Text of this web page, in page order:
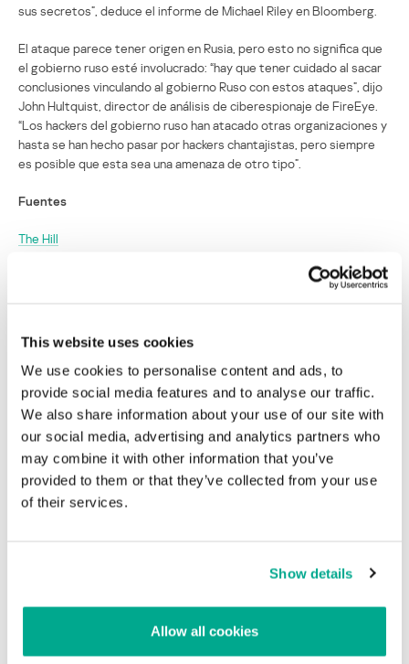
This website uses cookies
We use cookies to personalise content and ads, to
provide social media features and to analyse our traffic.
We also share information about your use of our site with
our social media, advertising and analytics partners who
may combine it with other information that you’ve
provided to them or that they’ve collected from your use
of their services.
Show details
Allow all cookies
sus secretos”, deduce el informe de Michael Riley en Bloomberg.
El ataque parece tener origen en Rusia, pero esto no significa que
el gobierno ruso esté involucrado: “hay que tener cuidado al sacar
conclusiones vinculando al gobierno Ruso con estos ataques”, dijo
John Hultquist, director de análisis de ciberespionaje de FireEye.
“Los hackers del gobierno ruso han atacado otras organizaciones y
hasta se han hecho pasar por hackers chantajistas, pero siempre
es posible que esta sea una amenaza de otro tipo”.
Fuentes
The Hill
Cibercriminales agregan extorsiones a los
ataques contra los militantes de partidos
liberales de EE.UU
Su dirección de correo electrónico no será publicada.
campos obligatorios están marcados con *
Nombre* Correo electrónico*